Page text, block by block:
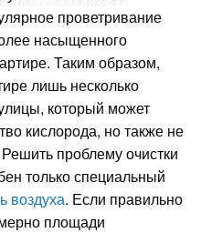
проветривание
насыщенного
Таким образом,
лишь несколько
который может
кислорода, но также не
проблему очистки
только специальный
воздуха. Если правильно
площади